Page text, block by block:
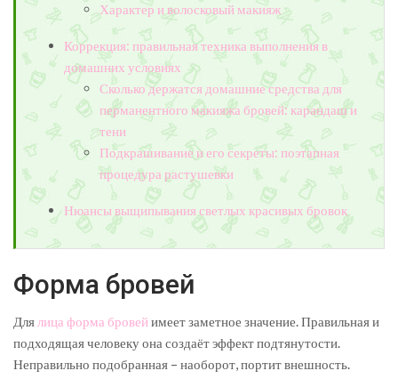
Характер и волосковый макияж
Коррекция: правильная техника выполнения в
домашних условиях
Сколько держатся домашние средства для
перманентного макияжа бровей: карандаш и
тени
Подкрашивание и его секреты: поэтапная
процедура растушевки
Нюансы выщипывания светлых красивых бровок
Форма бровей
Для лица форма бровей имеет заметное значение. Правильная и
подходящая человеку она создаёт эффект подтянутости.
Неправильно подобранная – наоборот, портит внешность.